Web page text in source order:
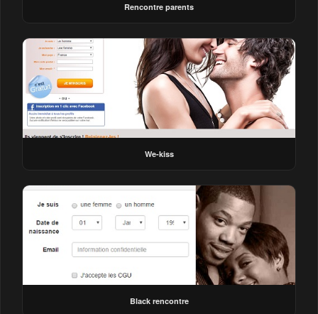
Rencontre parents
We-kiss
Black rencontre